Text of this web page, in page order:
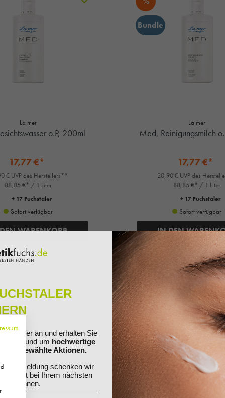
La mer
Med, Gesichtswasser o.P, 200ml
17,77 €*
€ UVP des Herstellers**
88,85 €* / 1 Liter
+ 17 Fuchstaler
Sofort verfügbar
WARENKORB
Bundle
La mer
Med, Reinigungsmilch
17,77 €*
20,90 € UVP des
88,85 €* / 1 Liter
+ 17 Fuchstaler
Sofort verfügbar
IN DEN
an und erhalten Sie
rund um hochwertige
ausgewählte Aktionen.
Anmeldung schenken wir
direkt bei Ihrem nächsten
können.